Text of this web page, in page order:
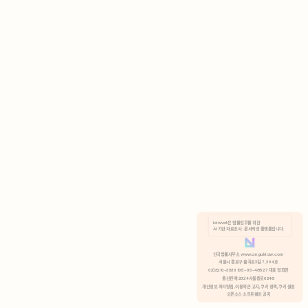
분석 쿠키 허용
Lawvot은 법률업무를 위한
AI 기반 자료조사 · 문서작성 플랫폼입니다.
안국법률사무소 www.anguklaw.com
서울시 종로구 율곡로2길 7, 304호
02)3210-3330 105-05-48527 대표 정희찬
통신판매 2024서울종로0248
개인정보 처리방침, 이용약관 고지, 쿠키 정책, 쿠키 설정
오픈소스 소프트웨어 공지